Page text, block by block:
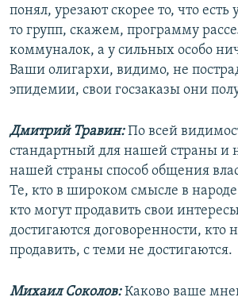
понял, урезают скорее то, что есть
то групп, скажем, программу
коммуналок, а у сильных особо
Ваши олигархи, видимо, не
эпидемии, свои госзаказы они
Дмитрий Травин:По всей
стандартный для нашей страны и
нашей страны способ общения
Те, кто в широком смысле в
кто могут продавить свои
достигаются договоренности, кто
продавить, с теми не достигаются.
Михаил Соколов:Каково ваше